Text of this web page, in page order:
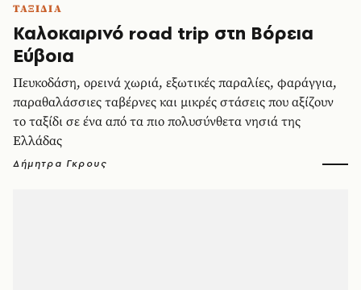
ΤΑΞΙΔΙΑ
Καλοκαιρινό road trip στη Βόρεια
Εύβοια
Πευκοδάση, ορεινά χωριά, εξωτικές παραλίες, φαράγγια,
παραθαλάσσιες ταβέρνες και μικρές στάσεις που αξίζουν
το ταξίδι σε ένα από τα πιο πολυσύνθετα νησιά της
Ελλάδας
Δήμητρα Γκρους